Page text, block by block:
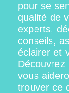
pour se
qualité de
experts,
conseils,
éclairer et
Découvrez
vous
trouver ce